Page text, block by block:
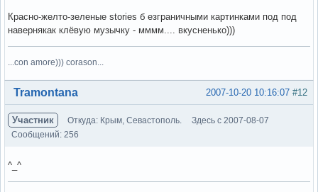
Красно-желто-зеленые stories б езграничными картинками под под
навернякак клёвую музычку - мммм.... вкусненько)))
...con amore))) corason...
Вне форума #12
2007-10-20 10:16:07
Tramontana
Участник Откуда: Крым, Севастополь.
Здесь с 2007-08-07
Сообщений: 256
^_^